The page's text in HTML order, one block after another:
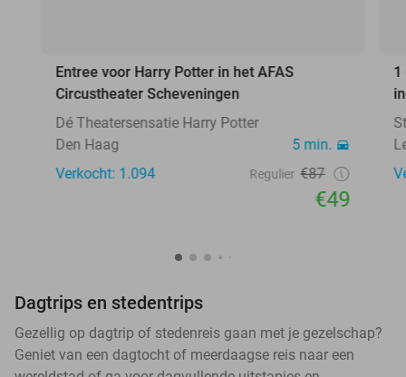
Entree voor Harry Potter in het AFAS
Circustheater Scheveningen
Dé Theatersensatie Harry Potter
Den Haag
5 min.
Verkocht: 1.094
Regulier €87
€49
1
Dagtrips en stedentrips
Gezellig op dagtrip of stedenreis gaan met je gezelschap?
Geniet van een dagtocht of meerdaagse reis naar een